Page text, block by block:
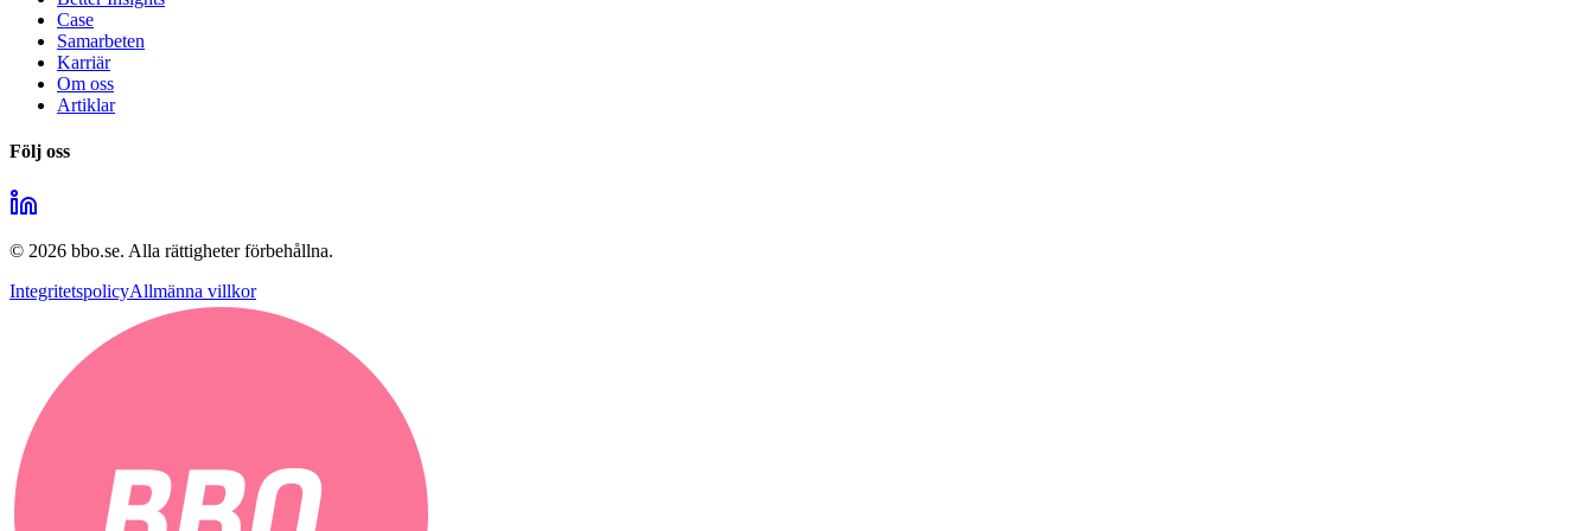
Case
Samarbeten
Karriär
Om oss
Artiklar
Följ oss
© 2026 bbo.se. Alla rättigheter förbehållna.
IntegritetspolicyAllmänna villkor